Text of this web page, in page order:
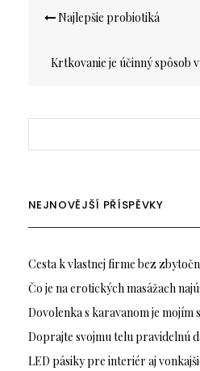
proNajlepšie probiotiká
Krtkovanie je účinný spôsob
NEJNOVĚJŠÍ PŘÍSPĚVKY
Cesta k vlastnej firme bez
Čo je na erotických masážach
Dovolenka s karavanom je mojím
Doprajte svojmu telu pravidelnú
LED pásiky pre interiér aj